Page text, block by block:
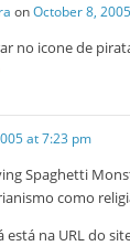
onOctober 8,
no icone de
at 7:23 pm
Spaghetti
como
está na URL do